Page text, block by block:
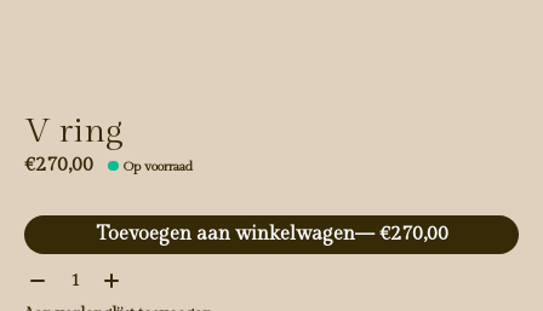
V ring
€270,00 Op voorraad
Toevoegen aan winkelwagen
— €270,00
Aantal: